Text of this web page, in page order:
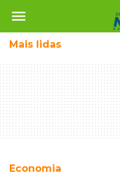
menu
Mais lidas
Economia